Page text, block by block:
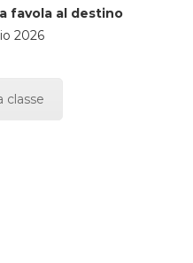
favola al destino
2026
classe